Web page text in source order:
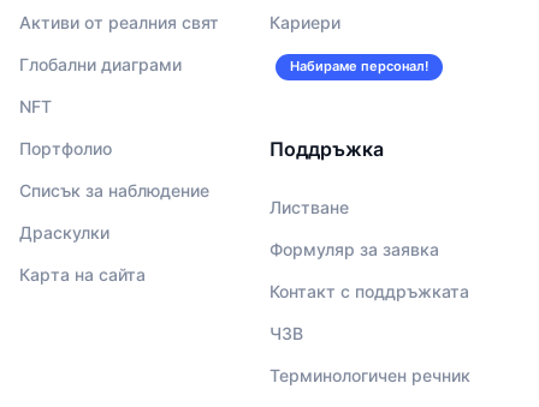
Активи от реалния свят
Глобални диаграми
NFT
Портфолио
Списък за наблюдение
Драскулки
Карта на сайта
Кариери
Набираме персонал!
Поддръжка
Листване
Формуляр за заявка
Контакт с поддръжката
ЧЗВ
Терминологичен речник